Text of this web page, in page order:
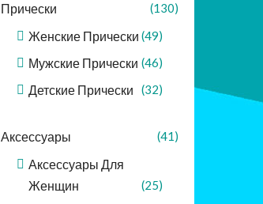
Прически (130)
Женские Прически (49)
Мужские Прически (46)
Детские Прически (32)
Аксессуары (41)
Аксессуары Для
Женщин
(25)